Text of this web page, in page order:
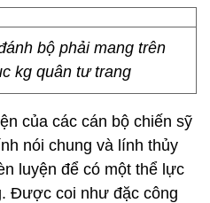
bộ phải mang trên
kg quân tư trang
của các cán bộ chiến sỹ
nói chung và lính thủy
luyện để có một thể lực
Được coi như đặc công